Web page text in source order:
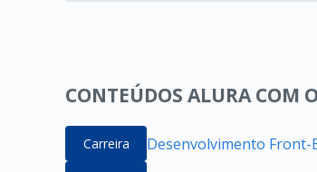
CONTEÚDOS ALURA COM
Carreira Desenvolvimento Front-